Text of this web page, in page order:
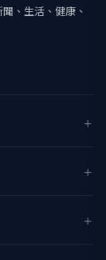
、生活、健康、